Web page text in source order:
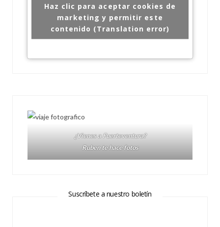
Haz clic para aceptar cookies de
marketing y permitir este
contenido (Translation error)
¿Vienes a Fuerteventura?
Ruben te hace fotos
Suscríbete a nuestro boletín